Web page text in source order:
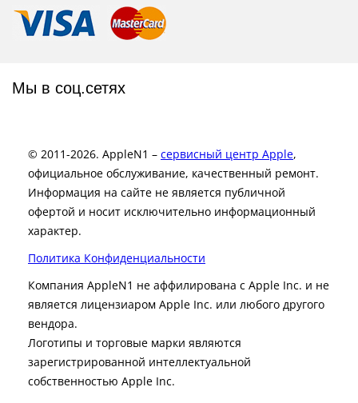
Мы в соц.сетях
© 2011-2026. AppleN1 – сервисный центр Apple,
официальное обслуживание, качественный ремонт.
Информация на сайте не является публичной
офертой и носит исключительно информационный
характер.
Политика Конфиденциальности
Компания AppleN1 не аффилирована c Apple Inc. и не
является лицензиаром Apple Inc. или любого другого
вендора.
Логотипы и торговые марки являются
зарегистрированной интеллектуальной
собственностью Apple Inc.